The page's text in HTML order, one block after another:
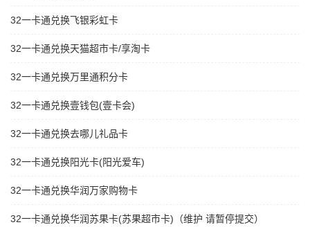
32一卡通兑换飞银彩虹卡
32一卡通兑换天猫超市卡/享淘卡
32一卡通兑换万里通积分卡
32一卡通兑换壹钱包(壹卡会)
32一卡通兑换去哪儿礼品卡
32一卡通兑换阳光卡(阳光爱车)
32一卡通兑换华润万家购物卡
32一卡通兑换华润苏果卡(苏果超市卡)（维护 请暂停提交）